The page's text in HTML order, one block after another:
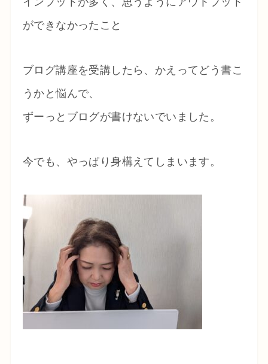
ができなかったこと
ブログ講座を受講したら、かえってどう書こ
うかと悩んで、
ずーっとブログが書けないでいました。
今でも、やっぱり身構えてしまいます。